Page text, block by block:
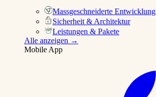
Massgeschneiderte Entwicklung
Sicherheit & Architektur
Leistungen & Pakete
Alle anzeigen →
Mobile App